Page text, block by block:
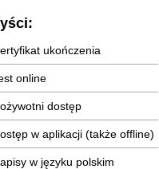
ukończenia
online
dostęp
w aplikacji (także offline)
w języku polskim